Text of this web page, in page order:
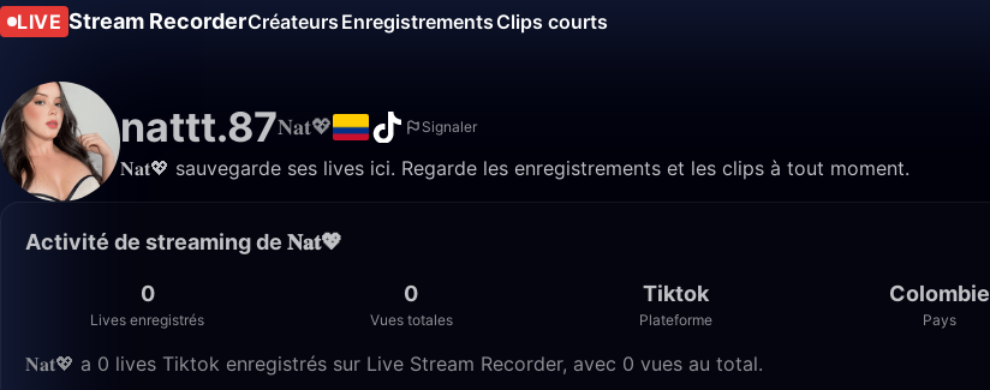
LIVE Stream RecorderCréateurs EnregistrementsClips courts
nattt.87𝐍𝐚𝐭💖 Signaler
𝐍𝐚𝐭💖 sauvegarde ses lives ici. Regarde les enregistrements et les clips à tout moment.
Activité de streaming de 𝐍𝐚𝐭💖
0
Lives enregistrés
0
Vues totales
Tiktok
Plateforme
Colombie
Pays
𝐍𝐚𝐭💖 a 0 lives Tiktok enregistrés sur Live Stream Recorder, avec 0 vues au total.